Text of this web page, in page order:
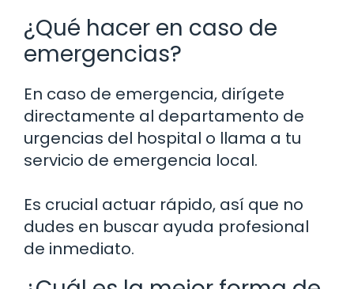
¿Qué hacer en caso de
emergencias?
En caso de emergencia, dirígete
directamente al departamento de
urgencias del hospital o llama a tu
servicio de emergencia local.
Es crucial actuar rápido, así que no
dudes en buscar ayuda profesional
de inmediato.